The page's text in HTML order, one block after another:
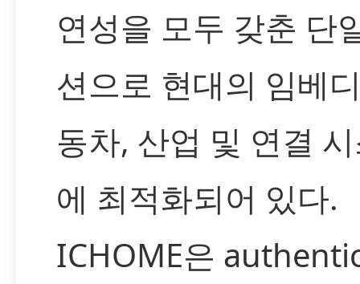
연성을 모두 갖춘 단
션으로 현대의 임베
동차, 산업 및 연결
에 최적화되어 있다.
ICHOME은